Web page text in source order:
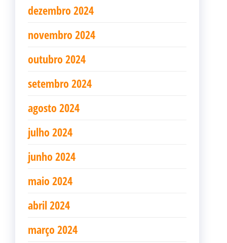
dezembro 2024
novembro 2024
outubro 2024
setembro 2024
agosto 2024
julho 2024
junho 2024
maio 2024
abril 2024
março 2024